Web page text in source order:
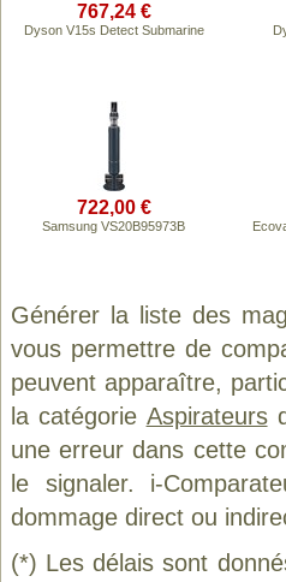
767,24 €
Dyson V15s Detect Submarine
722,00 €
Samsung VS20B95973B
Générer la liste des
vous permettre de
peuvent apparaître,
la catégorie Aspirateurs
une erreur dans cette
le signaler. i-
dommage direct ou
(*) Les délais sont